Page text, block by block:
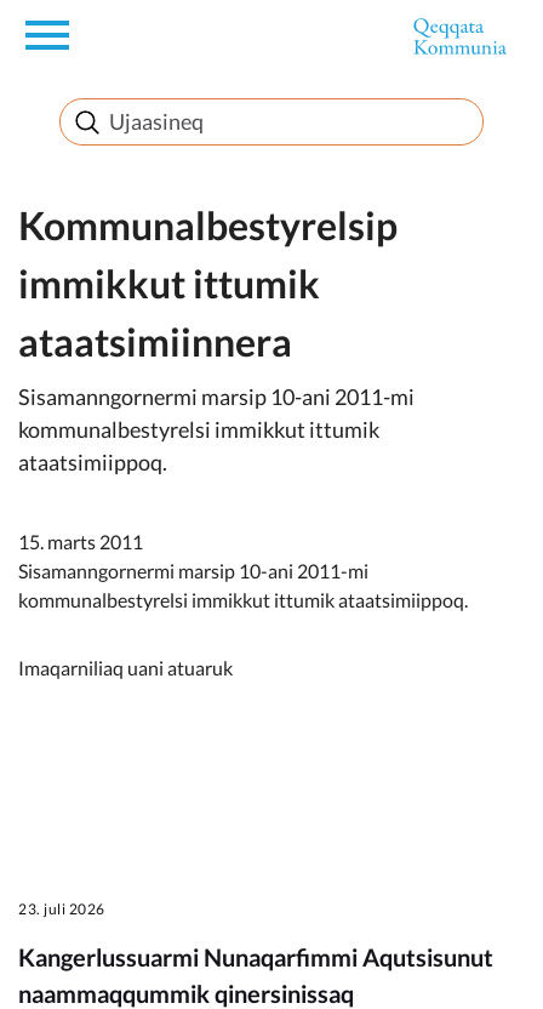
en
Innuttaasunut
Inuussutissarsiorneq
Politikki
Takornariat
Imminut sullinneq
Kommunimi pilersaarut
Kommunalbestyrelsip
immikkut ittumik
ataatsimiinnera
Sisamanngornermi marsip 10-ani 2011-mi
kommunalbestyrelsi immikkut ittumik
ataatsimiippoq.
15. marts 2011
Sisamanngornermi marsip 10-ani 2011-mi
kommunalbestyrelsi immikkut ittumik ataatsimiippoq.
Imaqarniliaq uani atuaruk
23. juli 2026
Kangerlussuarmi Nunaqarfimmi Aqutsisunut
naammaqqummik qinersinissaq